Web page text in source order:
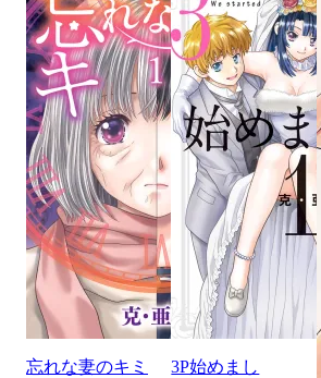
忘れな妻のキミ
3P始めまし